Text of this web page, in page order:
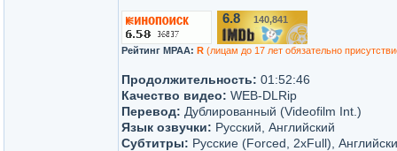
6.8 140,841
Рейтинг MPAA: R (лицам до 17 лет обязательно
Продолжительность: 01:52:46
Качество видео: WEB-DLRip
Перевод: Дублированный (Videofilm Int.)
Язык озвучки: Русский, Английский
Субтитры: Русские (Forced, 2xFull),